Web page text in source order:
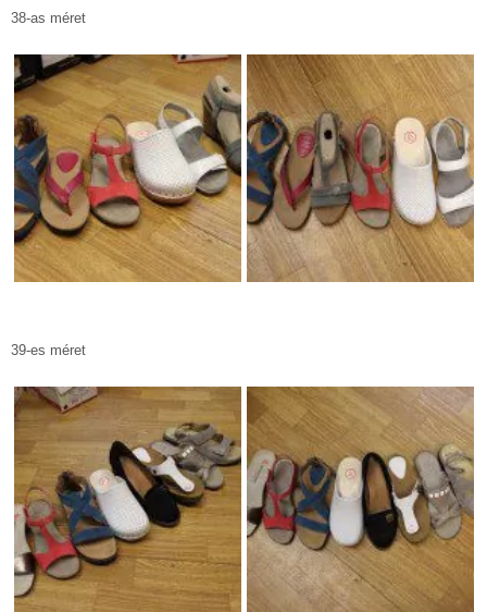
38-as méret
39-es méret